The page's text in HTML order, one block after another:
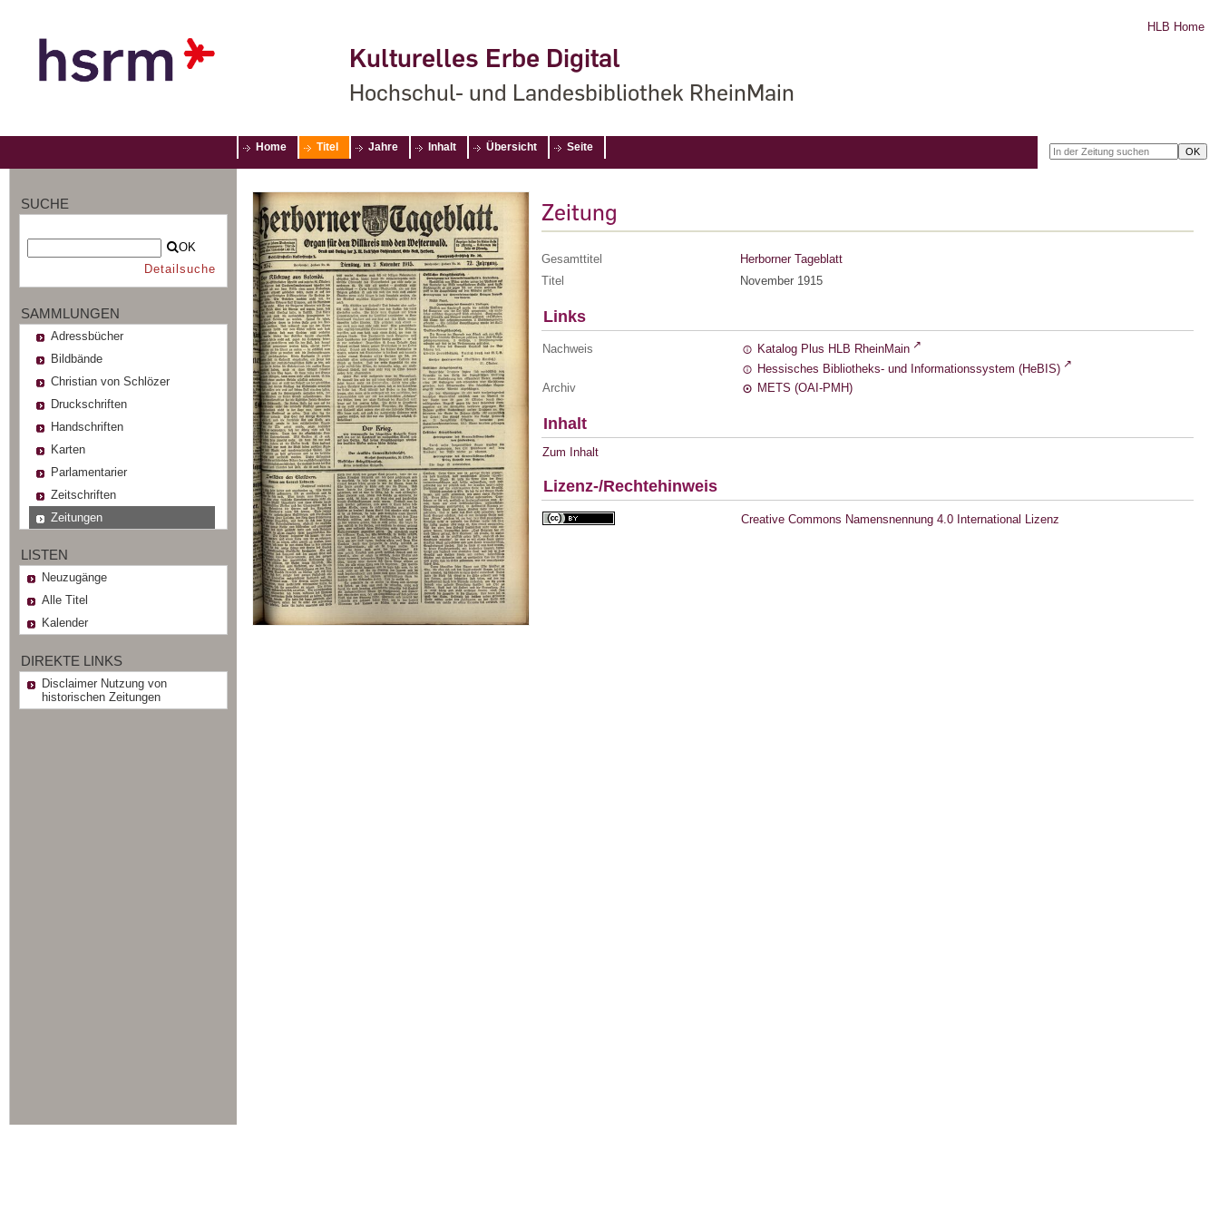
Kulturelles Erbe Digital
Hochschul- und Landesbibliothek RheinMain
HLB Home
Home Titel Jahre Inhalt Übersicht Seite
SUCHE
OK
Detailsuche
SAMMLUNGEN
Adressbücher
Bildbände
Christian von Schlözer
Druckschriften
Handschriften
Karten
Parlamentarier
Zeitschriften
Zeitungen
LISTEN
Neuzugänge
Alle Titel
Kalender
DIREKTE LINKS
Disclaimer Nutzung von
historischen Zeitungen
Zeitung
Gesamttitel
Herborner Tageblatt
Titel
November 1915
Links
Nachweis
Katalog Plus HLB RheinMain
Hessisches Bibliotheks- und Informationssystem (HeBIS)
Archiv
METS (OAI-PMH)
Inhalt
Zum Inhalt
Lizenz-/Rechtehinweis
Creative Commons Namensnennung 4.0 International Lizenz